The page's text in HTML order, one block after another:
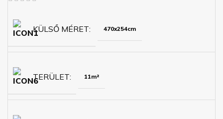
KÜLSŐ MÉRET 470x254cm
TERÜLET 11m²